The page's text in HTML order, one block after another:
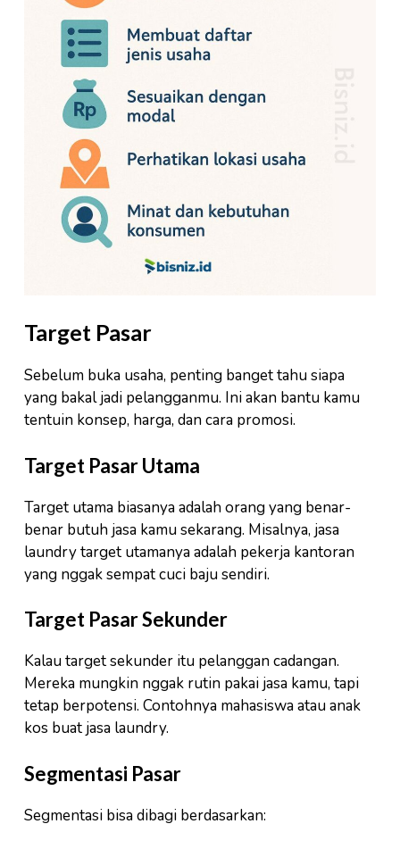
Target Pasar
Sebelum buka usaha, penting banget tahu siapa
yang bakal jadi pelangganmu. Ini akan bantu kamu
tentuin konsep, harga, dan cara promosi.
Target Pasar Utama
Target utama biasanya adalah orang yang benar-
benar butuh jasa kamu sekarang. Misalnya, jasa
laundry target utamanya adalah pekerja kantoran
yang nggak sempat cuci baju sendiri.
Target Pasar Sekunder
Kalau target sekunder itu pelanggan cadangan.
Mereka mungkin nggak rutin pakai jasa kamu, tapi
tetap berpotensi. Contohnya mahasiswa atau anak
kos buat jasa laundry.
Segmentasi Pasar
Segmentasi bisa dibagi berdasarkan: